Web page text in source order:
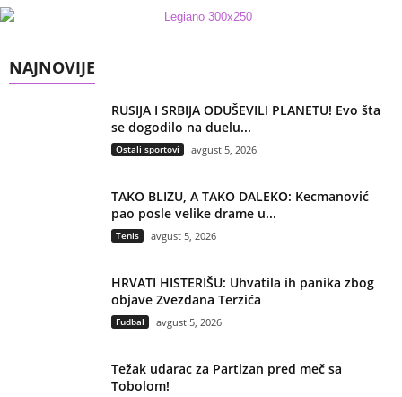
NAJNOVIJE
RUSIJA I SRBIJA ODUŠEVILI PLANETU! Evo šta
se dogodilo na duelu...
Ostali sportovi avgust 5, 2026
TAKO BLIZU, A TAKO DALEKO: Kecmanović
pao posle velike drame u...
Tenis avgust 5, 2026
HRVATI HISTERIŠU: Uhvatila ih panika zbog
objave Zvezdana Terzića
Fudbal avgust 5, 2026
Težak udarac za Partizan pred meč sa
Tobolom!